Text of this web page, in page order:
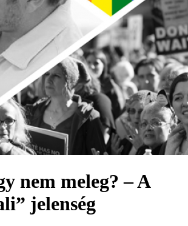
nem meleg? – A
jelenség